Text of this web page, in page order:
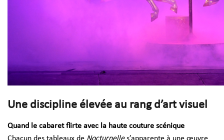
Une discipline élevée au rang d’art visuel
Quand le cabaret flirte avec la haute couture scénique